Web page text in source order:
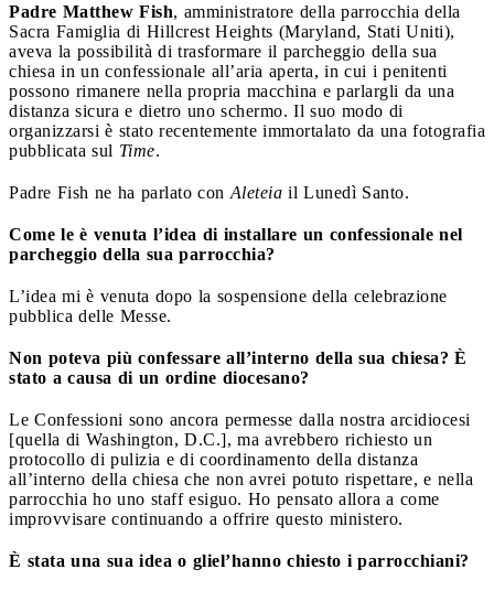
Padre Matthew Fish, amministratore della parrocchia della
Sacra Famiglia di Hillcrest Heights (Maryland, Stati Uniti),
aveva la possibilità di trasformare il parcheggio della sua
chiesa in un confessionale all’aria aperta, in cui i penitenti
possono rimanere nella propria macchina e parlargli da una
distanza sicura e dietro uno schermo. Il suo modo di
organizzarsi è stato recentemente immortalato da una fotografia
pubblicata sul Time.
Padre Fish ne ha parlato con Aleteia il Lunedì Santo.
Come le è venuta l’idea di installare un confessionale nel
parcheggio della sua parrocchia?
L’idea mi è venuta dopo la sospensione della celebrazione
pubblica delle Messe.
Non poteva più confessare all’interno della sua chiesa? È
stato a causa di un ordine diocesano?
Le Confessioni sono ancora permesse dalla nostra arcidiocesi
[quella di Washington, D.C.], ma avrebbero richiesto un
protocollo di pulizia e di coordinamento della distanza
all’interno della chiesa che non avrei potuto rispettare, e nella
parrocchia ho uno staff esiguo. Ho pensato allora a come
improvvisare continuando a offrire questo ministero.
È stata una sua idea o gliel’hanno chiesto i parrocchiani?